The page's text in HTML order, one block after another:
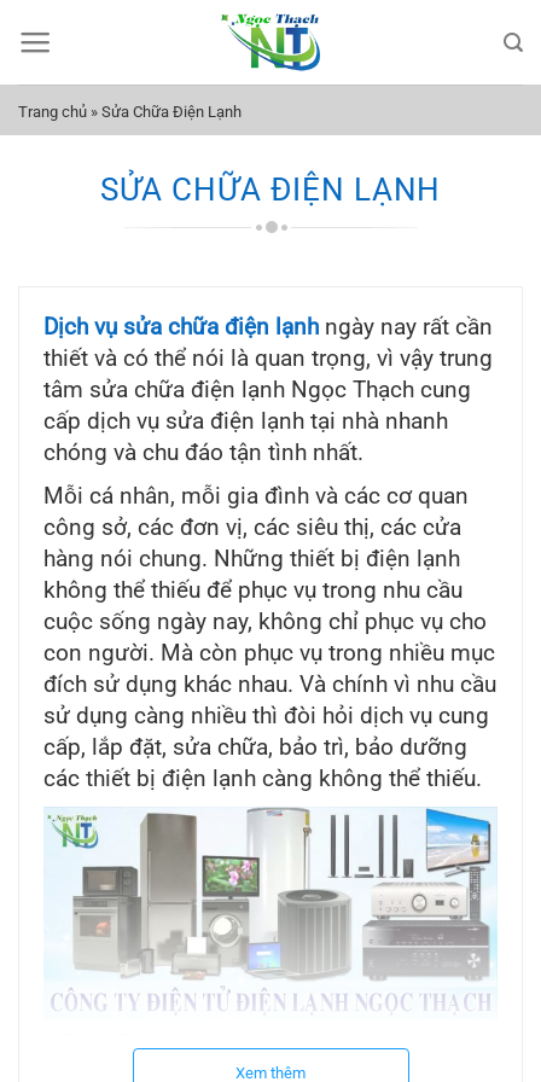
qua
nội
dung
Trang chủ » Sửa Chữa Điện Lạnh
SỬA CHỮA ĐIỆN LẠNH
Dịch vụ sửa chữa điện lạnh ngày nay rất cần
thiết và có thể nói là quan trọng, vì vậy trung
tâm sửa chữa điện lạnh Ngọc Thạch cung
cấp dịch vụ sửa điện lạnh tại nhà nhanh
chóng và chu đáo tận tình nhất.
Mỗi cá nhân, mỗi gia đình và các cơ quan
công sở, các đơn vị, các siêu thị, các cửa
hàng nói chung. Những thiết bị điện lạnh
không thể thiếu để phục vụ trong nhu cầu
cuộc sống ngày nay, không chỉ phục vụ cho
con người. Mà còn phục vụ trong nhiều mục
đích sử dụng khác nhau. Và chính vì nhu cầu
sử dụng càng nhiều thì đòi hỏi dịch vụ cung
cấp, lắp đặt, sửa chữa, bảo trì, bảo dưỡng
các thiết bị điện lạnh càng không thể thiếu.
Hỗ Trợ Tại Nhà Hà Nội
Xem thêm